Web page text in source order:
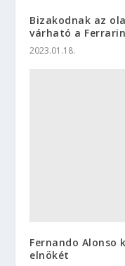
Bizakodnak az
várható a
2023.01.18.
Fernando Alonso
elnökét